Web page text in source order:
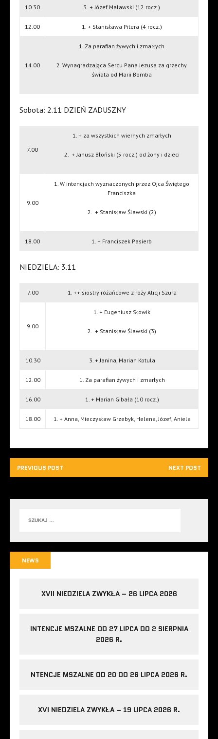
10.30 3 + Józef Malawski (12 rocz.)
12.00 1. + Stanisława Pitera (4 rocz.)
14.00
1. Za parafian żywych i zmarłych
2. Wynagradzająca Sercu Pana Jezusa za grzechy
świata od Marii Bomba
Sobota: 2.11 DZIEŃ ZADUSZNY
7.00
1. + za wszystkich wiernych zmarłych
2. + Janusz Błoński (5 rocz.) od żony i dzieci
9.00
1. W intencjach wyznaczonych przez Ojca Świętego
Franciszka
2. + Stanisław Ślawski (2)
18.00 1. + Franciszek Pasierb
NIEDZIELA: 3.11
7.00 1. ++ siostry różańcowe z róży Alicji Szura
9.00
1. + Eugeniusz Słowik
2. + Stanisław Ślawski (3)
10.30 3. + Janina, Marian Kotula
12.00 1. Za parafian żywych i zmarłych
16.00 1. + Marian Gibała (10 rocz.)
18.00 1. + Anna, Mieczysław Grzebyk, Helena, Józef, Aniela
PREVIOUS POST NEXT POST
NEWS
XVII NIEDZIELA ZWYKŁA – 26 LIPCA 2026
INTENCJE MSZALNE OD 27 LIPCA DO 2 SIERPNIA
2026 R.
NTENCJE MSZALNE OD 20 DO 26 LIPCA 2026 R.
XVI NIEDZIELA ZWYKŁA – 19 LIPCA 2026 R.